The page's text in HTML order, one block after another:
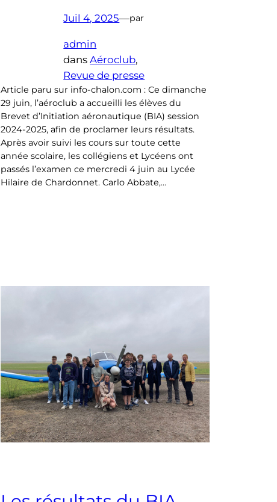
Juil 4, 2025—par
admin
dansAéroclub
Revue de presse
Article paru sur info-chalon.com : Ce dimanche
29 juin, l’aéroclub a accueilli les élèves du
Brevet d’Initiation aéronautique (BIA) session
2024-2025, afin de proclamer leurs résultats.
Après avoir suivi les cours sur toute cette
année scolaire, les collégiens et Lycéens ont
passés l’examen ce mercredi 4 juin au Lycée
Hilaire de Chardonnet. Carlo Abbate,…